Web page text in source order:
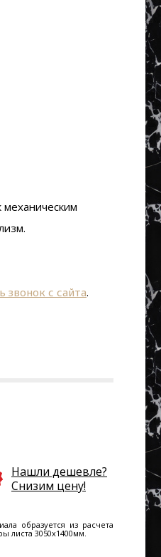
механическим
звонок с сайта.
Нашли дешевле?
Снизим цену!
образуется из расчета
листа 3050х1400мм.